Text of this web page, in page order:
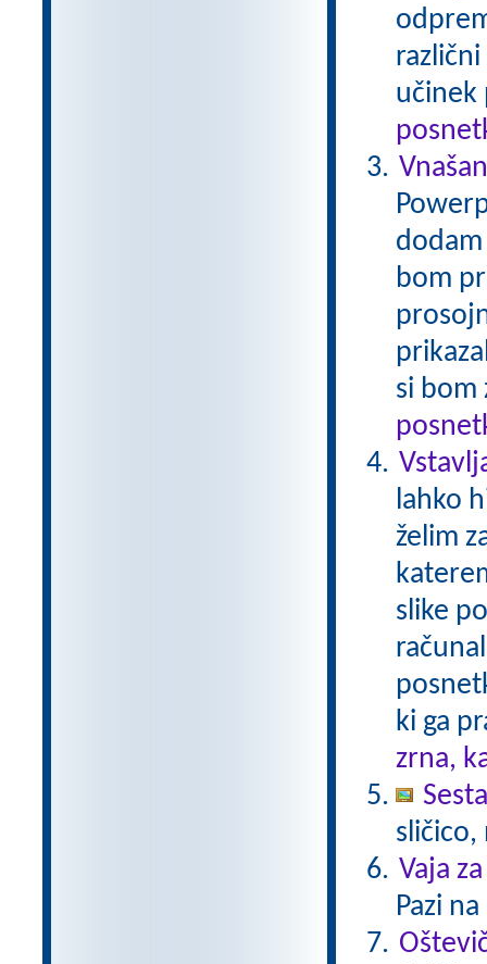
učinek
bom
si bom
lahko
želim
slike
ki ga
zrna,
Vaja
Pazi